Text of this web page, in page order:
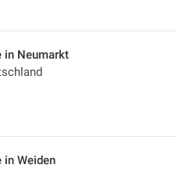
in Neumarkt
in Weiden